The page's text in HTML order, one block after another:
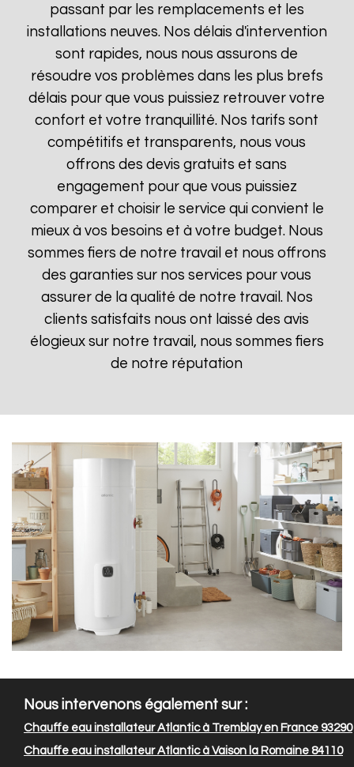
passant par les remplacements et les
installations neuves. Nos délais d'intervention
sont rapides, nous nous assurons de
résoudre vos problèmes dans les plus brefs
délais pour que vous puissiez retrouver votre
confort et votre tranquillité. Nos tarifs sont
compétitifs et transparents, nous vous
offrons des devis gratuits et sans
engagement pour que vous puissiez
comparer et choisir le service qui convient le
mieux à vos besoins et à votre budget. Nous
sommes fiers de notre travail et nous offrons
des garanties sur nos services pour vous
assurer de la qualité de notre travail. Nos
clients satisfaits nous ont laissé des avis
élogieux sur notre travail, nous sommes fiers
de notre réputation
Nous intervenons également sur :
Chauffe eau installateur Atlantic à Tremblay en France 93290
Chauffe eau installateur Atlantic à Vaison la Romaine 84110